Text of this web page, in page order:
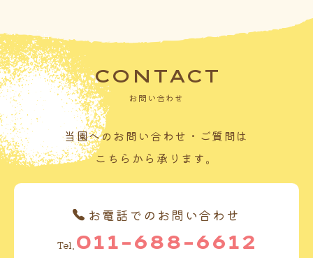
CONTACT
お問い合わせ
当園へのお問い合わせ・ご質問は
こちらから承ります。
お電話でのお問い合わせ
Tel. 011-688-6612